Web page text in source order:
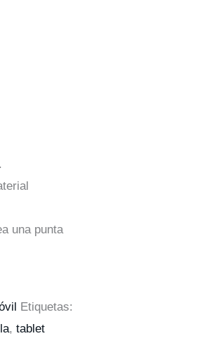
una punta
Etiquetas:
, tablet